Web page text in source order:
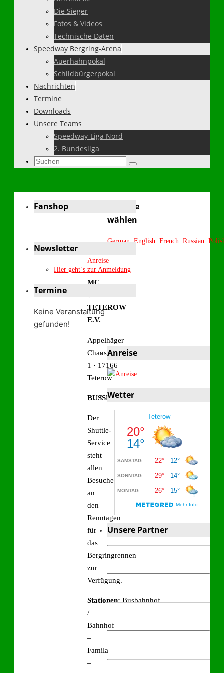
Die Sieger
Fotos & Videos
Technische Daten
Speedway Bergring-Arena
Auerhahnpokal
Schildbürgerpokal
Nachrichten
Termine
Downloads
Unsere Teams
Speedway-Liga Nord
2. Bundesliga
Suchen
Suchen
Sprache
wählen
German English French Russian
Start
Anreise
MC
TETEROW
E.V.
Appelhäger
Chaussee
1 · 17166
Teterow
BUSSHUTTLE
Der
Shuttle-
Service
steht
allen
Besuchern
an
den
Renntagen
für
das
Bergringrennen
zur
Verfügung.
Stationen:Busbahnhof
/
Bahnhof
–
Famila
–
Fanshop
Newsletter
Hier geht´s zur Anmeldung
Termine
Keine Veranstaltung
gefunden!
Anreise
Wetter
Unsere Partner